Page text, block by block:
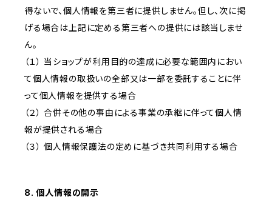
得ないで、個人情報を第三者に提供しません。但し、次に掲
げる場合は上記に定める第三者への提供には該当しませ
ん。
（１） 当ショップが利用目的の達成に必要な範囲内におい
て個人情報の取扱いの全部又は一部を委託することに伴
って個人情報を提供する場合
（２） 合併その他の事由による事業の承継に伴って個人情
報が提供される場合
（３） 個人情報保護法の定めに基づき共同利用する場合
8. 個人情報の開示